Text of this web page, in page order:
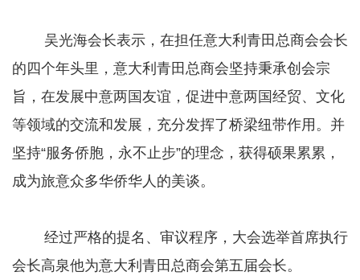
吴光海会长表示，在担任意大利青田总商会会长
的四个年头里，意大利青田总商会坚持秉承创会宗
旨，在发展中意两国友谊，促进中意两国经贸、文化
等领域的交流和发展，充分发挥了桥梁纽带作用。并
坚持“服务侨胞，永不止步”的理念，获得硕果累累，
成为旅意众多华侨华人的美谈。
经过严格的提名、审议程序，大会选举首席执行
会长高泉他为意大利青田总商会第五届会长。